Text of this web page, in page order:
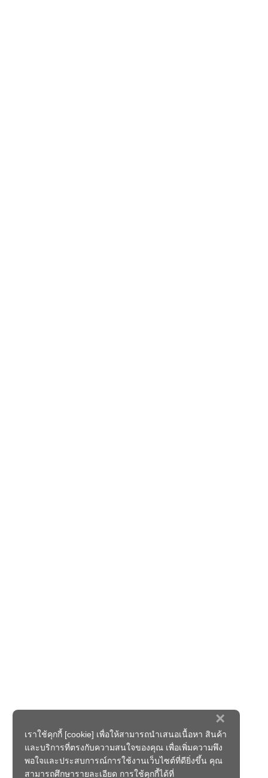
×
เราใช้คุกกี้ [cookie] เพื่อให้สามารถนำเสนอเนื้อหา สินค้า
และบริการที่ตรงกับความสนใจของคุณ เพื่อเพิ่มความพึง
พอใจและประสบการณ์การใช้งานเว็บไซต์ที่ดียิ่งขึ้น คุณ
สามารถศึกษารายละเอียด การใช้คุกกี้ได้ที่